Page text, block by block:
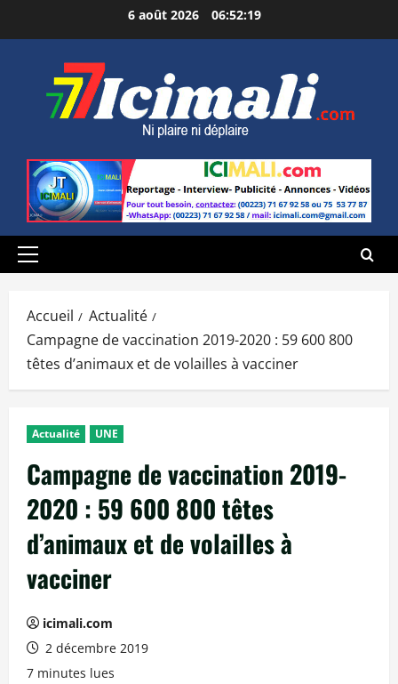
au
6 août 2026 06:52:20
Menu
Accueil
Actualité
Campagne de vaccination 2019-2020 : 59 600 800
têtes d’animaux et de volailles à vacciner
Actualité UNE
Campagne de vaccination 2019-
2020 : 59 600 800 têtes
d’animaux et de volailles à
vacciner
icimali.com
2 décembre 2019
7 minutes lues